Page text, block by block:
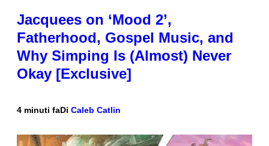
Jacquees on ‘Mood 2’,
Fatherhood, Gospel Music, and
Why Simping Is (Almost) Never
Okay [Exclusive]
4 minuti faDi Caleb Catlin